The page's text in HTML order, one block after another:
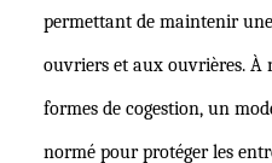
permettant de maintenir
ouvriers et aux ouvrières. À
formes de cogestion, un
normé pour protéger les